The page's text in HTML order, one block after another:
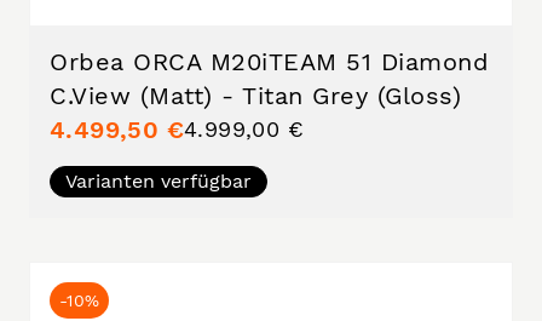
Orbea ORCA M20iTEAM 51 Diamond
C.View (Matt) - Titan Grey (Gloss)
4.499,50 €4.999,00 €
Varianten verfügbar
-10%